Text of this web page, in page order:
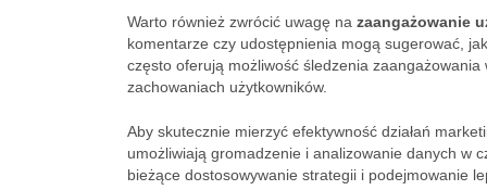
Warto również zwrócić uwagę na zaangażowanie
komentarze czy udostępnienia mogą sugerować,
często oferują możliwość śledzenia
zachowaniach użytkowników.
Aby skutecznie mierzyć efektywność działań
umożliwiają gromadzenie i analizowanie danych w
bieżące dostosowywanie strategii i podejmowanie